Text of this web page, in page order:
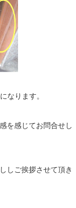
なります。
を感じてお問合せし
しご挨拶させて頂き